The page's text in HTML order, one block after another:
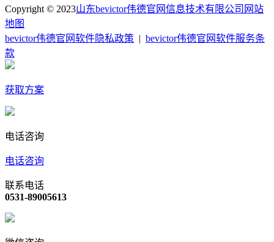
Copyright © 2023山东bevictor伟德官网信息技术有限公司 网站
地图
bevictor伟德官网软件隐私政策
bevictor伟德官网软件服务条
款
获取方案
电话咨询
电话咨询
联系电话
0531-89005613